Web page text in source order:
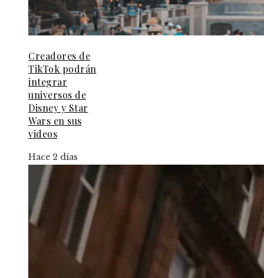
Creadores de
TikTok podrán
integrar
universos de
Disney y Star
Wars en sus
videos
Hace 2 días